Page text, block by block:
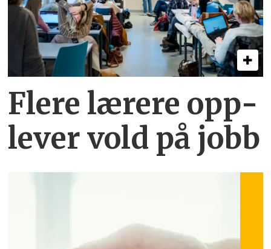
Flere lærere opp­
lever vold på jobb